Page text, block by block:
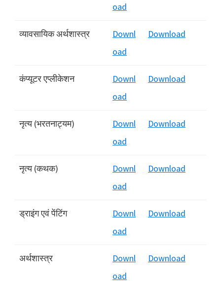
oad
व्यावसायिक अर्थशास्त्र
Downl
oad
Download
कंप्यूटर एप्लीकेशन
Downl
oad
Download
नृत्य (भरतनाट्यम)
Downl
oad
Download
नृत्य (कथक)
Downl
oad
Download
ड्राइंग एवं पेंटिंग
Downl
oad
Download
अर्थशास्त्र
Downl
oad
Download